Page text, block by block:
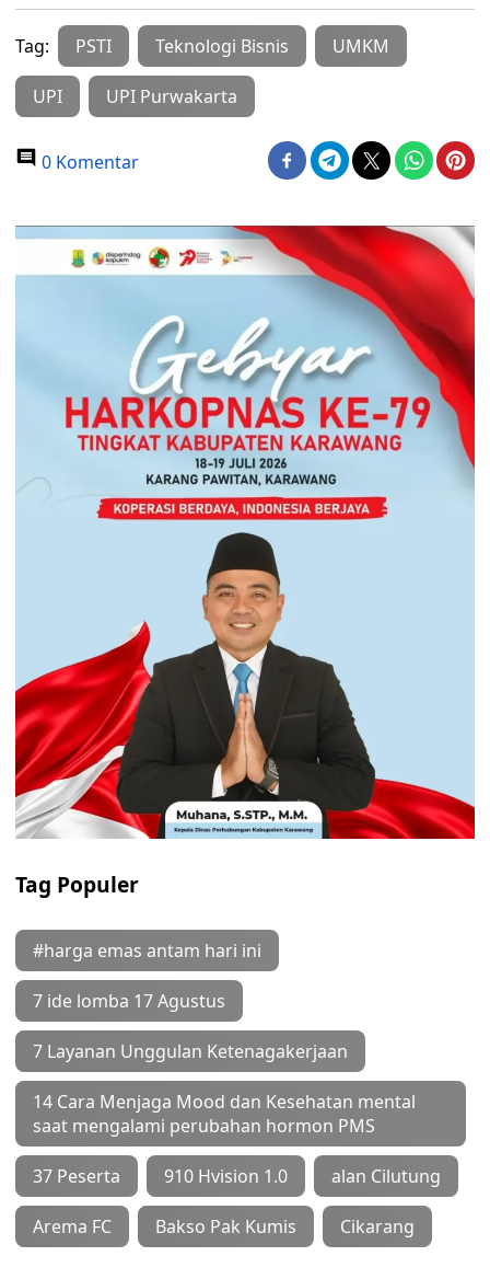
Tag: PSTI Teknologi Bisnis UMKM
UPI UPI Purwakarta
0 Komentar
Tag Populer
#harga emas antam hari ini
7 ide lomba 17 Agustus
7 Layanan Unggulan Ketenagakerjaan
14 Cara Menjaga Mood dan Kesehatan mental
saat mengalami perubahan hormon PMS
37 Peserta 910 Hvision 1.0 alan Cilutung
Arema FC Bakso Pak Kumis Cikarang